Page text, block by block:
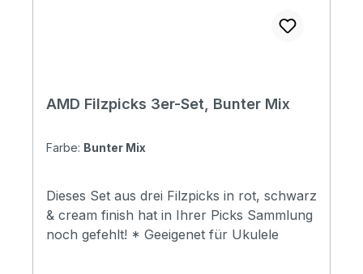
AMD Filzpicks 3er-Set, Bunter Mix
Farbe: Bunter Mix
Dieses Set aus drei Filzpicks in rot, schwarz
& cream finish hat in Ihrer Picks Sammlung
noch gefehlt! * Geeigenet für Ukulele